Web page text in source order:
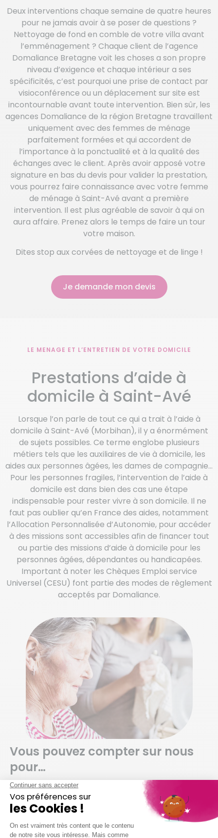
Deux interventions chaque semaine de quatre heures
pour ne jamais avoir à se poser de questions ?
Nettoyage de fond en comble de votre villa avant
l’emménagement ? Chaque client de l’agence
Domaliance Bretagne voit les choses a son propre
niveau d’exigence et chaque intérieur a ses
spécificités, c’est pourquoi une prise de contact par
visioconférence ou un déplacement sur site est
incontournable avant toute intervention. Bien sûr, les
agences Domaliance de la région Bretagne travaillent
uniquement avec des femmes de ménage
parfaitement formées et qui accordent de
l’importance à la ponctualité et à la qualité des
échanges avec le client. Après avoir apposé votre
signature en bas du devis pour valider la prestation,
vous pourrez faire connaissance avec votre femme
de ménage à Saint-Avé avant a première
intervention. Il est plus agréable de savoir à qui on
aura affaire. Prenez alors le temps de faire un tour
votre maison.
Dites stop aux corvées de nettoyage et de linge !
Je demande mon devis
LE MENAGE ET L’ENTRETIEN DE VOTRE DOMICILE
Prestations d’aide à
domicile à Saint-Avé
Lorsque l’on parle de tout ce qui a trait à l’aide à
domicile à Saint-Avé (Morbihan), il y a énormément
de sujets possibles. Ce terme englobe plusieurs
métiers tels que les auxiliaires de vie à domicile, les
aides aux personnes âgées, les dames de compagnie…
Pour les personnes fragiles, l’intervention de l’aide à
domicile est dans bien des cas une étape
indispensable pour rester vivre à son domicile. Il ne
faut pas oublier qu’en France des aides, notamment
l’Allocation Personnalisée d’Autonomie, pour accéder
à des missions sont accessibles afin de financer tout
ou partie des missions d’aide à domicile pour les
personnes âgées, dépendantes ou handicapées.
Important à noter les Chèques Emploi service
Universel (CESU) font partie des modes de règlement
acceptés par Domaliance.
Vous pouvez compter sur nous
pour…
Dépoussiérer et ranger selon vos habitudes
Nettoyer vos sols (carrelage, parquet,
Entretenir votre salle de bain